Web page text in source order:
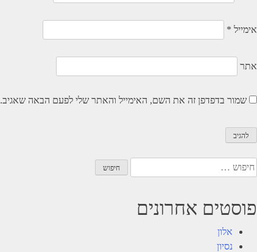
אימייל *
אתר
שמור בדפדפן זה את השם, האימייל והאתר שלי לפעם הבאה שאגיב.
חיפוש:
פוסטים אחרונים
אלון
נסיון